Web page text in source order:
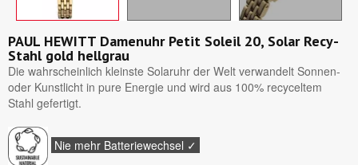
PAUL HEWITT Damenuhr Petit Soleil 20, Solar Recy-
Stahl gold hellgrau
Die wahrscheinlich kleinste Solaruhr der Welt verwandelt Sonnen-
oder Kunstlicht in pure Energie und wird aus 100% recyceltem
Stahl gefertigt.
Nie mehr Batteriewechsel ✓